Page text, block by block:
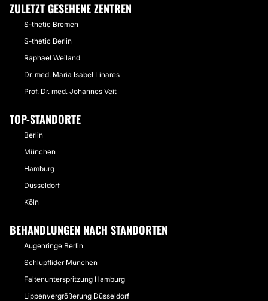
English
Français
Finanzierungs- oder Zahlungsmöglichkeiten:
Ja
Barzahlung
ZULETZT GESEHENE ZENTREN
S-thetic Bremen
S-thetic Berlin
Raphael Weiland
Dr. med. Maria Isabel Linares
Prof. Dr. med. Johannes Veit
TOP-STANDORTE
Berlin
München
Hamburg
Düsseldorf
Köln
BEHANDLUNGEN NACH STANDORTEN
Augenringe Berlin
Schlupflider München
Faltenunterspritzung Hamburg
Lippenvergrößerung Düsseldorf